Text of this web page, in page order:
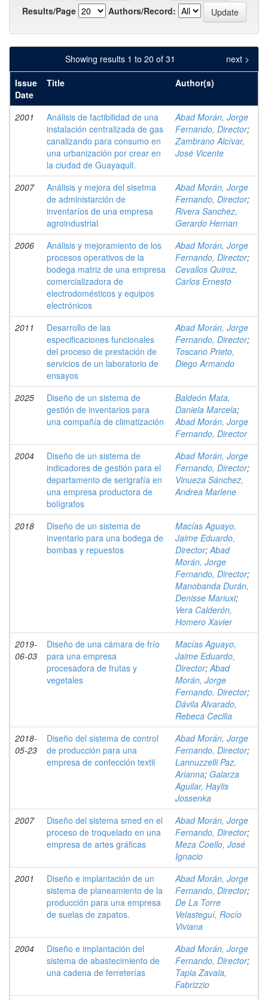
Results/Page
Authors/Record:
Showing results 1 to 20 of 31
next >
Issue
Date
Title Author(s)
2001
Análisis de factibilidad de una
instalación centralizada de gas
canalizando para consumo en
una urbanización por crear en
la ciudad de Guayaquil.
Abad Morán, Jorge
Fernando, Director;
Zambrano Alcívar,
José Vicente
2007
Análisis y mejora del sisetma
de administarción de
inventaríos de una empresa
agroindustrial
Abad Morán, Jorge
Fernando, Director;
Rivera Sanchez,
Gerardo Hernan
2006
Análisis y mejoramiento de los
procesos operativos de la
bodega matriz de una empresa
comercializadora de
electrodomésticos y equipos
electrónicos
Abad Morán, Jorge
Fernando, Director;
Cevallos Quiroz,
Carlos Ernesto
2011
Desarrollo de las
especificaciones funcionales
del proceso de prestación de
servicios de un laboratorio de
ensayos
Abad Morán, Jorge
Fernando, Director;
Toscano Prieto,
Diego Armando
2025
Diseño de un sistema de
gestión de inventarios para
una compañía de climatización
Baldeón Mata,
Daniela Marcela;
Abad Morán, Jorge
Fernando, Director
2004
Diseño de un sistema de
indicadores de gestión para el
departamento de serigrafía en
una empresa productora de
bolígrafos
Abad Morán, Jorge
Fernando, Director;
Vinueza Sánchez,
Andrea Marlene
2018
Diseño de un sistema de
inventario para una bodega de
bombas y repuestos
Macías Aguayo,
Jaime Eduardo,
Director;Abad
Morán, Jorge
Fernando, Director;
Manobanda Durán,
Denisse Mariuxi;
Vera Calderón,
Homero Xavier
2019-
06-03
Diseño de una cámara de frío
para una empresa
procesadora de frutas y
vegetales
Macías Aguayo,
Jaime Eduardo,
Director;Abad
Morán, Jorge
Fernando, Director;
Dávila Alvarado,
Rebeca Cecilia
2018-
05-23
Diseño del sistema de control
de producción para una
empresa de confección textil
Abad Morán, Jorge
Fernando, Director;
Lannuzzelli Paz,
Arianna; Galarza
Aguilar, Haylis
Jossenka
2007
Diseño del sistema smed en el
proceso de troquelado en una
empresa de artes gráficas
Abad Morán, Jorge
Fernando, Director;
Meza Coello, José
Ignacio
2001
Diseño e implantación de un
sistema de planeamiento de la
producción para una empresa
de suelas de zapatos.
Abad Morán, Jorge
Fernando, Director;
De La Torre
Velasteguí, Rocío
Viviana
2004
Diseño e implantación del
sistema de abastecimiento de
una cadena de ferreterías
Abad Morán, Jorge
Fernando, Director;
Tapia Zavala,
Fabrizzio